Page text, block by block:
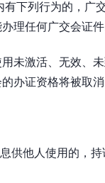
下列行为的，广
理任何广交会证件
未激活、无效、
办证资格将被取消
供他人使用的，